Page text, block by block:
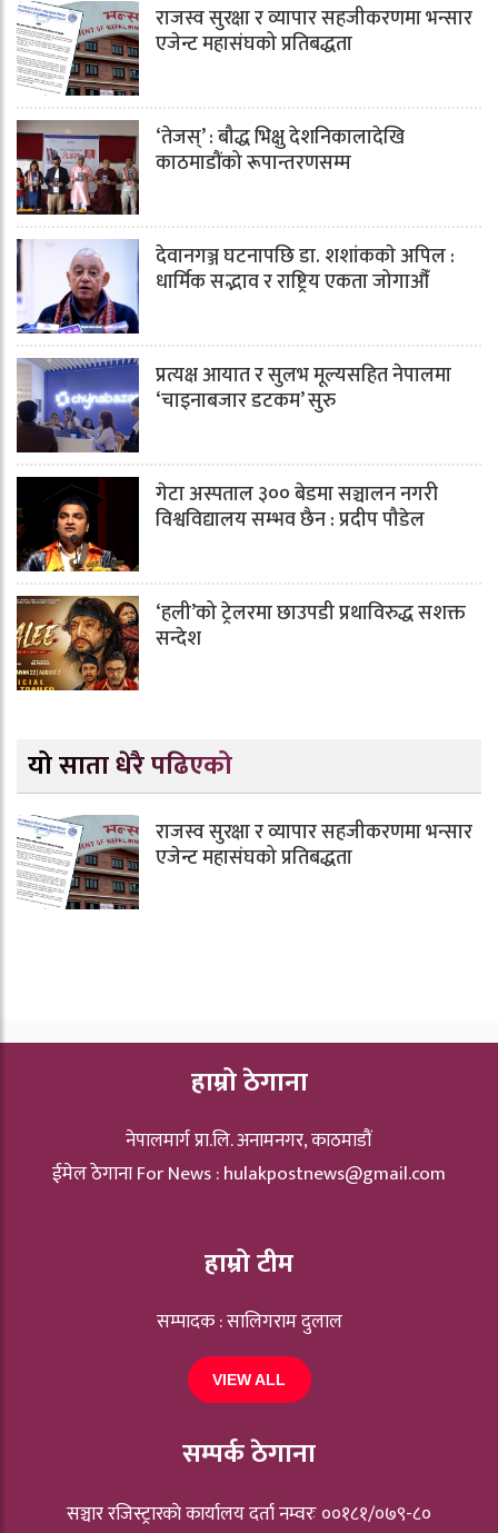
राजस्व सुरक्षा र व्यापार सहजीकरणमा भन्सार
एजेन्ट महासंघको प्रतिबद्धता
‘तेजस्’ : बौद्ध भिक्षु देशनिकालादेखि
काठमाडौंको रूपान्तरणसम्म
देवानगञ्ज घटनापछि डा. शशांककाे अपिल :
धार्मिक सद्भाव र राष्ट्रिय एकता जोगाऔँ
प्रत्यक्ष आयात र सुलभ मूल्यसहित नेपालमा
‘चाइनाबजार डटकम’ सुरु
गेटा अस्पताल ३०० बेडमा सञ्चालन नगरी
विश्वविद्यालय सम्भव छैन : प्रदीप पौडेल
‘हली’को ट्रेलरमा छाउपडी प्रथाविरुद्ध सशक्त
सन्देश
यो साता धेरै पढिएको
राजस्व सुरक्षा र व्यापार सहजीकरणमा भन्सार
एजेन्ट महासंघको प्रतिबद्धता
हाम्रो ठेगाना
नेपालमार्ग प्रा.लि. अनामनगर, काठमाडौं
ईमेल ठेगाना For News :hulakpostnews@gmail.com
हाम्रो टीम
सम्पादक : सालिगराम दुलाल
VIEW ALL
सम्पर्क ठेगाना
सञ्चार रजिस्ट्रारकाे कार्यालय दर्ता नम्वरः ००१८१/०७९-८०